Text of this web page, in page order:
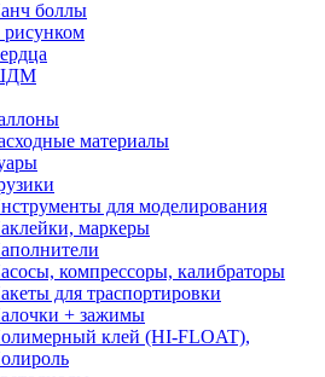
боллы
материалы
для моделирования
маркеры
компрессоры, калибраторы
для траспортировки
+ зажимы
клей (HI-FLOAT),